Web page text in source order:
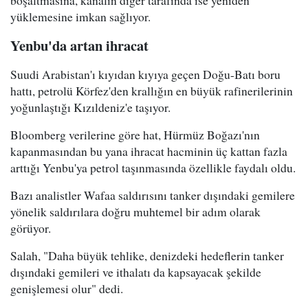
yüklemesine imkan sağlıyor.
Yenbu'da artan ihracat
Suudi Arabistan'ı kıyıdan kıyıya geçen Doğu-Batı boru
hattı, petrolü Körfez'den krallığın en büyük rafinerilerinin
yoğunlaştığı Kızıldeniz'e taşıyor.
Bloomberg verilerine göre hat, Hürmüz Boğazı'nın
kapanmasından bu yana ihracat hacminin üç kattan fazla
arttığı Yenbu'ya petrol taşınmasında özellikle faydalı oldu.
Bazı analistler Wafaa saldırısını tanker dışındaki gemilere
yönelik saldırılara doğru muhtemel bir adım olarak
görüyor.
Salah, "Daha büyük tehlike, denizdeki hedeflerin tanker
dışındaki gemileri ve ithalatı da kapsayacak şekilde
genişlemesi olur" dedi.